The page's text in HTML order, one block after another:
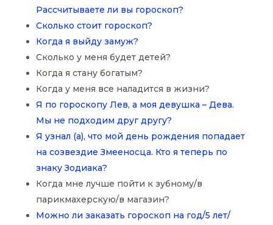
Рассчитываете ли вы гороскоп?
Сколько стоит гороскоп?
Когда я выйду замуж?
Сколько у меня будет детей?
Когда я стану богатым?
Когда у меня все наладится в жизни?
Я по гороскопу Лев, а моя девушка – Дева.
Мы не подходим друг другу?
Я узнал (а), что мой день рождения попадает
на созвездие Змееносца. Кто я теперь по
знаку Зодиака?
Когда мне лучше пойти к зубному/в
парикмахерскую/в магазин?
Можно ли заказать гороскоп на год/5 лет/